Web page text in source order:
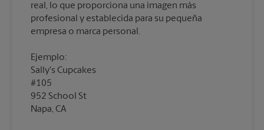
real, lo que proporciona una imagen más
profesional y establecida para su pequeña
empresa o marca personal.
Ejemplo:
Sally's Cupcakes
#105
952 School St
Napa, CA